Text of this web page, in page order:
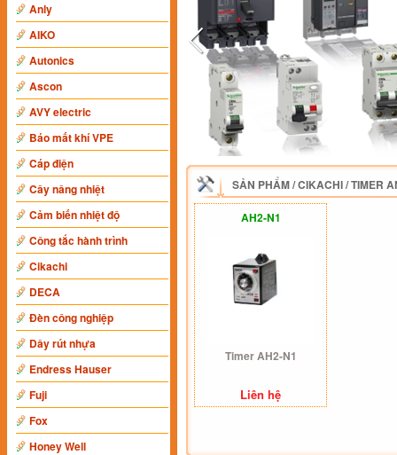
Anly
AIKO
Autonics
Ascon
AVY electric
Báo mất khí VPE
Cáp điện
Cây nâng nhiệt
Cảm biến nhiệt độ
Công tắc hành trình
Cikachi
DECA
Đèn công nghiệp
Dây rút nhựa
Endress Hauser
Fuji
Fox
Honey Well
SẢN PHẨM/CIKACHI/TIMER
AH2-N1
Timer AH2-N1
Liên hệ